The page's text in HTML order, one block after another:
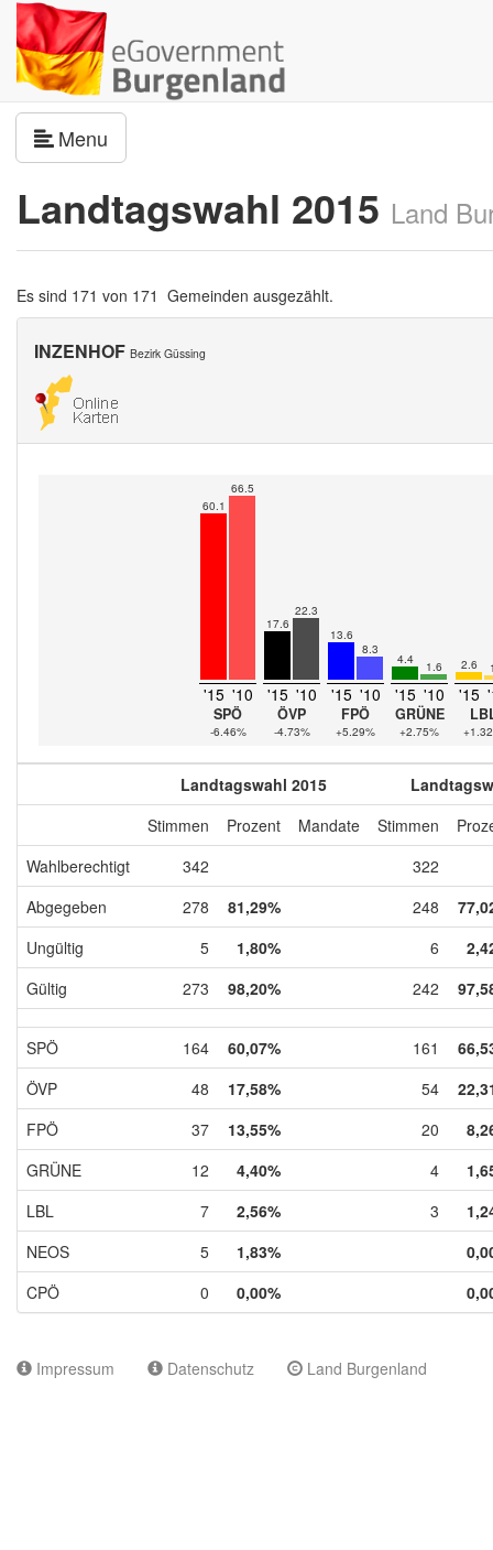
Menu
Landtagswahl 2015 Land
Es sind 171 von 171 Gemeinden ausgezählt.
INZENHOF Bezirk Güssing
60.1
66.5
'15 '10
SPÖ
-6.46%
17.6
22.3
'15 '10
ÖVP
-4.73%
13.6
8.3
'15 '10
FPÖ
+5.29%
4.4 1.6
'15 '10
GRÜNE
+2.75%
2.6
'15
Landtagswahl 2015
Stimmen
Prozent Mandate Stimmen
Wahlberechtigt
342
322
Abgegeben
278 81,29% 248
Ungültig
5 1,80% 6
Gültig
273 98,20% 242
SPÖ 164 60,07% 161
ÖVP
48 17,58% 54
FPÖ
37 13,55% 20
GRÜNE
12 4,40% 4
LBL
7 2,56% 3
NEOS
5 1,83%
CPÖ
0 0,00%
Impressum Datenschutz Land Burgenland